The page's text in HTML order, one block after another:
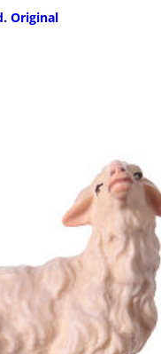
Original